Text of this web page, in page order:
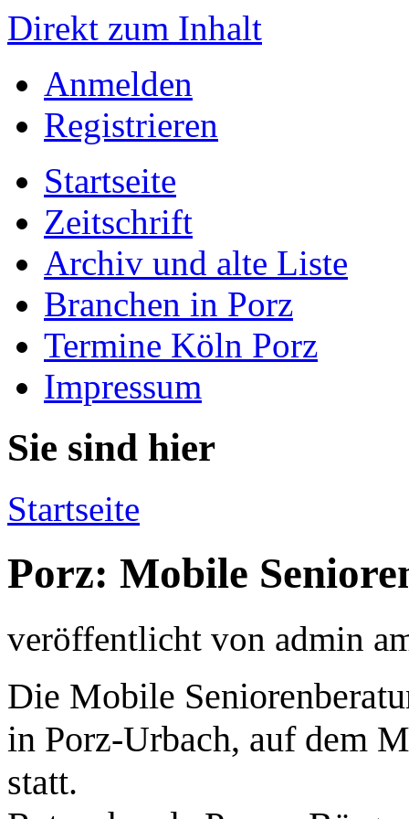
Direkt zum Inhalt
Anmelden
Registrieren
Startseite
Zeitschrift
Archiv und alte Liste
Branchen in Porz
Termine Köln Porz
Impressum
Sie sind hier
Startseite
Porz: Mobile
veröffentlicht von admin
Die Mobile
in Porz-Urbach, auf dem
statt.